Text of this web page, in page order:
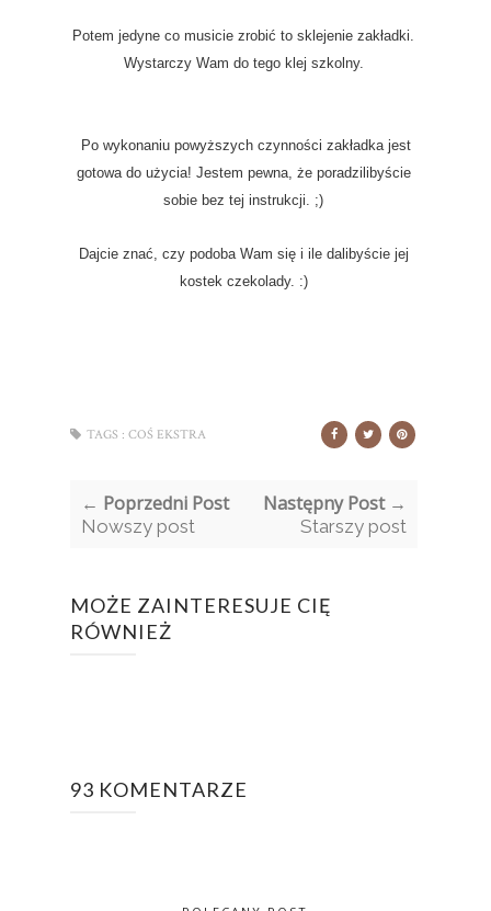
Potem jedyne co musicie zrobić to sklejenie zakładki.
Wystarczy Wam do tego klej szkolny.
Po wykonaniu powyższych czynności zakładka jest
gotowa do użycia! Jestem pewna, że poradzilibyście
sobie bez tej instrukcji. ;)
Dajcie znać, czy podoba Wam się i ile dalibyście jej
kostek czekolady. :)
TAGS : COŚ EKSTRA
← Poprzedni Post
Nowszy post
Następny Post →
Starszy post
MOŻE ZAINTERESUJE CIĘ
RÓWNIEŻ
93 KOMENTARZE